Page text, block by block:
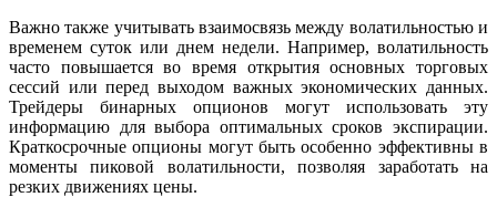
Важно также учитывать взаимосвязь между волатильностью и
временем суток или днем недели. Например, волатильность
часто повышается во время открытия основных торговых
сессий или перед выходом важных экономических данных.
Трейдеры бинарных опционов могут использовать эту
информацию для выбора оптимальных сроков экспирации.
Краткосрочные опционы могут быть особенно эффективны в
моменты пиковой волатильности, позволяя заработать на
резких движениях цены.